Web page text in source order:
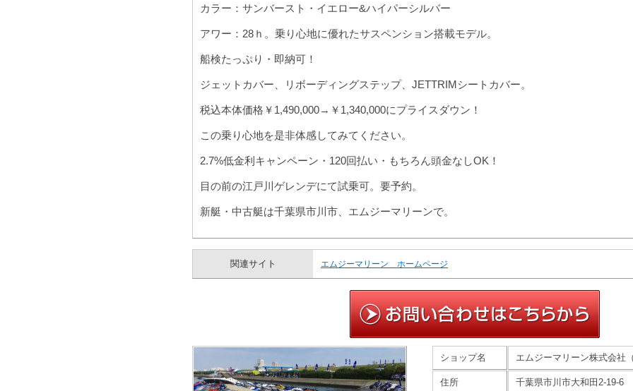
カラー：サンバースト・イエロー&ハイパーシルバー
アワー：28ｈ。乗り心地に優れたサスペンション搭載モデル。
船検たっぷり・即納可！
ジェットカバー、リボーディングステップ、JETTRIMシートカバー。
税込本体価格￥1,490,000→￥1,340,000にプライスダウン！
この乗り心地を是非体感してみてください。
2.7%低金利キャンペーン・120回払い・もちろん頭金なしOK！
目の前の江戸川ゲレンデにて試乗可。要予約。
新艇・中古艇は千葉県市川市、エムジーマリーンで。
関連サイト エムジーマリーン ホームページ
ショップ名 エムジーマリーン株式会社
住所 千葉県市川市大和田2-19-6